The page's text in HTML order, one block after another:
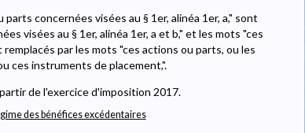
concernées visées au § 1er, alinéa 1er, a," sont
visées au § 1er, alinéa 1er, a et b," et les mots "ces
par les mots "ces actions ou parts, ou les
ces instruments de placement,".
de l'exercice d'imposition 2017.
des bénéfices excédentaires